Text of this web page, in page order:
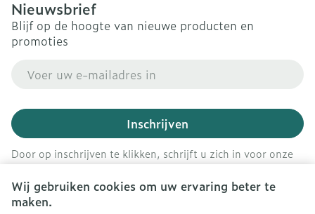
Wij gebruiken cookies om uw ervaring beter te
maken.
Nieuwsbrief
Blijf op de hoogte van nieuwe producten en
promoties
Inschrijven
Door op inschrijven te klikken, schrijft u zich in voor onze
nieuwsbrief en gaat u akkoord met onzeprivacy policy.